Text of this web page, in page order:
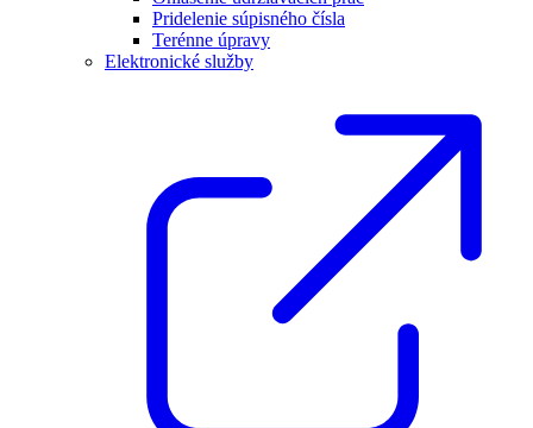
Pridelenie súpisného čísla
Terénne úpravy
Elektronické služby